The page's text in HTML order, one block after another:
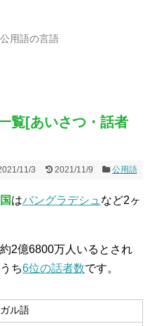
用語の言語
覧[あいさつ・話者
11/3 2021/11/9 公用語
はバングラデシュ など2ヶ
2億6800万人いるとされ
ち6位の話者数です。
ル語